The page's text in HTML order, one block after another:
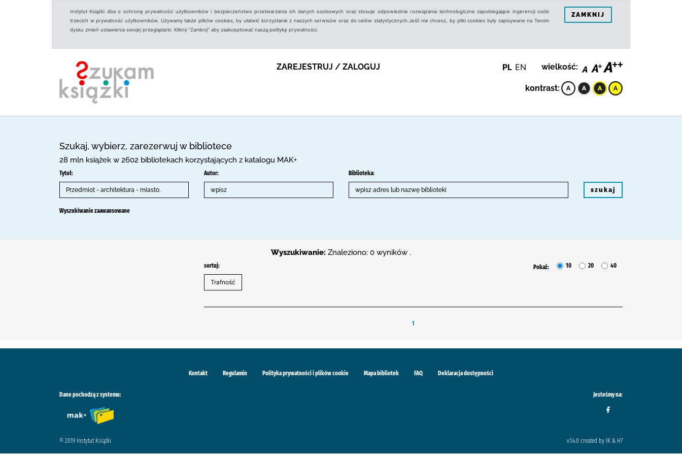
Instytut Książki dba o ochronę prywatności użytkowników i bezpieczeństwo przetwarzania ich danych osobowych oraz stosuje odpowiednie rozwiązania technologiczne zapobiegające ingerencji osób
trzecich w prywatność użytkowników. Używamy także plików cookies, by ułatwić korzystanie z naszych serwisów oraz do celów statystycznych.Jeśli nie chcesz, by pliki cookies były zapisywane na Twoim
dysku zmień ustawienia swojej przeglądarki. Kliknij "Zamknij" aby zaakceptować naszą politykę prywatności.
ZAMKNIJ
ZAREJESTRUJ / ZALOGUJ PL EN wielkość:
kontrast:
Szukaj, wybierz, zarezerwuj w bibliotece
28 mln książek w 2602 bibliotekach korzystających z katalogu MAK+
Tytuł: Autor: Biblioteka:
szukaj
Wyszukiwanie zaawansowane
Wyszukiwanie: Znaleziono: 0 wyników .
sortuj: Pokaż: 10 20 40
1
Kontakt Regulamin Polityka prywatności i plików cookie Mapa bibliotek FAQ Deklaracja dostępności
Dane pochodzą z systemu: Jesteśmy na:
© 2019 Instytut Książki v.1.4.0 created by IK & H7